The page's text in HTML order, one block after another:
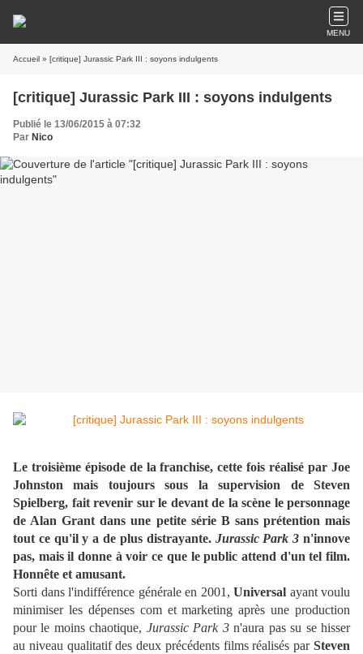
MENU
Accueil » [critique] Jurassic Park III : soyons indulgents
[critique] Jurassic Park III : soyons indulgents
Publié le 13/06/2015 à 07:32
Par Nico
Le troisième épisode de la franchise, cette fois réalisé par Joe
Johnston mais toujours sous la supervision de Steven
Spielberg, fait revenir sur le devant de la scène le personnage
de Alan Grant dans une petite série B sans prétention mais
tout ce qu'il y a de plus distrayante. Jurassic Park 3 n'innove
pas, mais il donne à voir ce que le public attend d'un tel film.
Honnête et amusant.
Sorti dans l'indifférence générale en 2001, Universal ayant voulu
minimiser les dépenses com et marketing après une production
pour le moins chaotique, Jurassic Park 3n'aura pas su se hisser
au niveau qualitatif des deux précédents films réalisés par Steven